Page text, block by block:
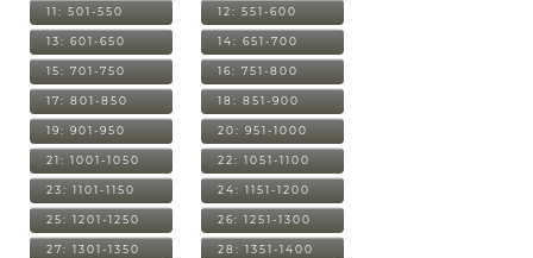
11: 501-550 12: 551-600
13: 601-650 14: 651-700
15: 701-750 16: 751-800
17: 801-850 18: 851-900
19: 901-950 20: 951-1000
21: 1001-1050 22: 1051-1100
23: 1101-1150 24: 1151-1200
25: 1201-1250 26: 1251-1300
27: 1301-1350 28: 1351-1400